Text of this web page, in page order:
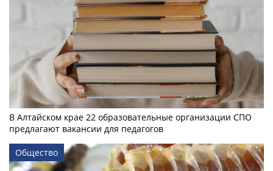
В Алтайском крае 22 образовательные организации СПО
предлагают вакансии для педагогов
Общество